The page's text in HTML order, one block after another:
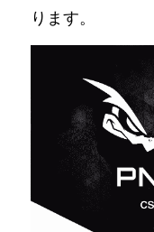
ります。